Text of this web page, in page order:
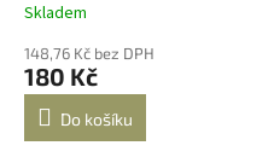
Skladem
148,76 Kč bez DPH
180 Kč
Do košíku